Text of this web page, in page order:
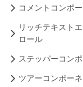
コメントコンポ
リッチテキスト
ロール
ステッパーコン
ツアーコンポーネ